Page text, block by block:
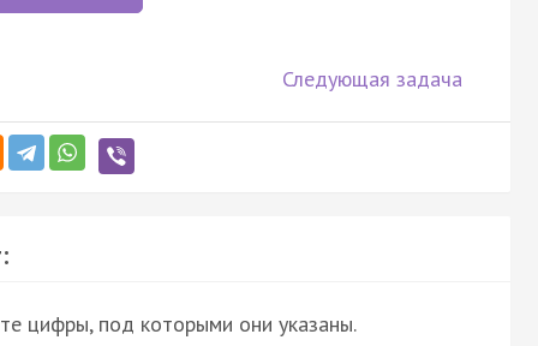
Следующая задача
цифры, под которыми они указаны.